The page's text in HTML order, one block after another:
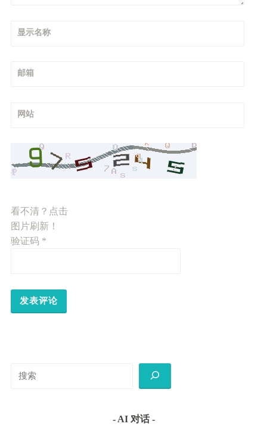
显示名称
邮箱
网站
看不清？点击
图片刷新！
验证码 *
- AI 对话 -